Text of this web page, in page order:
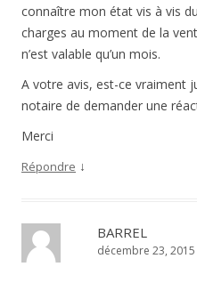
connaître mon état vis à vis
charges au moment de la
n’est valable qu’un mois.
A votre avis, est-ce vraiment
notaire de demander une
Merci
Répondre ↓
BARREL
décembre 23,